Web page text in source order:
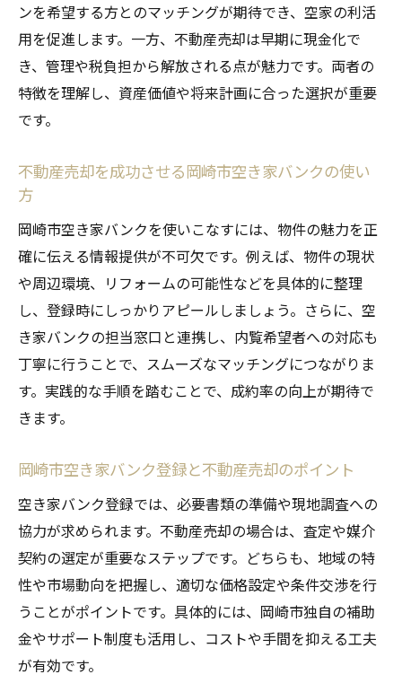
ンを希望する方とのマッチングが期待でき、空家の利活
用を促進します。一方、不動産売却は早期に現金化で
き、管理や税負担から解放される点が魅力です。両者の
特徴を理解し、資産価値や将来計画に合った選択が重要
です。
不動産売却を成功させる岡崎市空き家バンクの使い
方
岡崎市空き家バンクを使いこなすには、物件の魅力を正
確に伝える情報提供が不可欠です。例えば、物件の現状
や周辺環境、リフォームの可能性などを具体的に整理
し、登録時にしっかりアピールしましょう。さらに、空
き家バンクの担当窓口と連携し、内覧希望者への対応も
丁寧に行うことで、スムーズなマッチングにつながりま
す。実践的な手順を踏むことで、成約率の向上が期待で
きます。
岡崎市空き家バンク登録と不動産売却のポイント
空き家バンク登録では、必要書類の準備や現地調査への
協力が求められます。不動産売却の場合は、査定や媒介
契約の選定が重要なステップです。どちらも、地域の特
性や市場動向を把握し、適切な価格設定や条件交渉を行
うことがポイントです。具体的には、岡崎市独自の補助
金やサポート制度も活用し、コストや手間を抑える工夫
が有効です。